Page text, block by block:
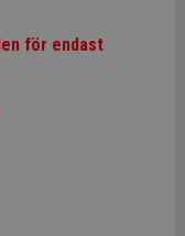
för endast